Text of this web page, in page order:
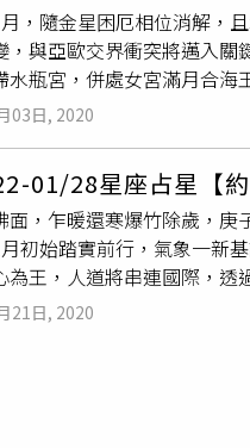
見膚色不均及敏感肌常見
敏感泛紅肌膚，再加入獨家
隔離乳、防曬乳等使用，
老的全護防曬功效！
星合相在即，打動強勢貴人
度勢。金牛如遊歷太虛幻境
大悲後大喜敲門，加官晉爵
。雙子本月下旬放下執著，
情是眾裡尋他千百度，夢
時地利與最難得人和。木
欺。 獅子座前嫌盡棄休管
解脫。金星相位佳，縈繞心
善固執心比金堅精誠所至，
護星與海王再度相合，始知
春風得意，歌花詠月。金星
，隨金星困厄相位消解，
，與亞歐交界衝突將邁入關
水瓶宮，併處女宮滿月合海
費娛樂，或是政府財閥挹注
海與金天相合，療癒經濟
算盡 手到擒來，牡羊逢金
理更重要。正財旺極，但切
隨滿月淡去逐漸改善。守護
，蝴蝶自來。 雙子座錦上
立言，報酬甚豐。水逆影響
舍行藏，巨蟹本周宜轉攻
03日, 2020
01/28星座占星【
面，乍暖還寒爆竹除歲，庚
初始踏實前行，氣象一新
為王，人道將串連國際，透
人世界而言仍舊沉醉東風，
失意外聚焦。財經方面，
21日, 2020